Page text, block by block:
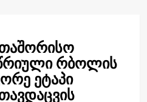
რბოლის
ეტაპი